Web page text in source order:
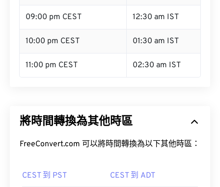
09:00 pm CEST 12:30 am IST
10:00 pm CEST 01:30 am IST
11:00 pm CEST 02:30 am IST
將時間轉換為其他時區
FreeConvert.com 可以將時間轉換為以下其他時區：
CEST 到 PST CEST 到 ADT